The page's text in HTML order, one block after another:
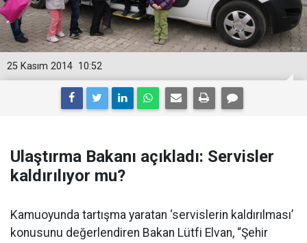
10:52
25 Kasım 2014
Ulaştırma Bakanı açıkladı: Servisler
kaldırılıyor mu?
Kamuoyunda tartışma yaratan ‘servislerin kaldırılması’
konusunu değerlendiren Bakan Lütfi Elvan, “Şehir